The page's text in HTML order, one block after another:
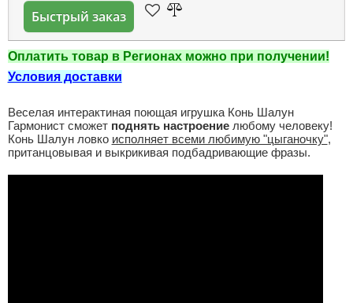
Быстрый заказ
Оплатить товар в Регионах можно при получении!
Условия доставки
Веселая интерактиная поющая игрушка Конь Шалун
Гармонист сможет поднять настроениелюбому человеку!
Конь Шалун ловко исполняет всеми любимую "цыганочку",
пританцовывая и выкрикивая подбадривающие фразы.